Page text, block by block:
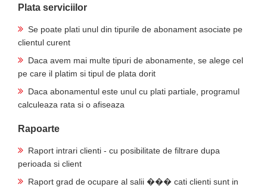
Plata serviciilor
Se poate plati unul din tipurile de abonament asociate pe
clientul curent
Daca avem mai multe tipuri de abonamente, se alege cel
pe care il platim si tipul de plata dorit
Daca abonamentul este unul cu plati partiale, programul
calculeaza rata si o afiseaza
Rapoarte
Raport intrari clienti - cu posibilitate de filtrare dupa
perioada si client
Raport grad de ocupare al salii ��� cati clienti sunt in